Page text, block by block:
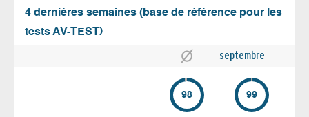
4 dernières semaines (base de référence pour les
tests AV-TEST)
septembre
98 99